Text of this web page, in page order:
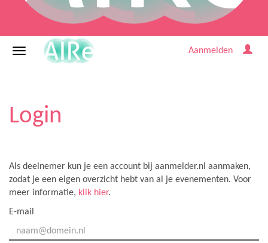
Aanmelden
Login
Als deelnemer kun je een account bij aanmelder.nl aanmaken,
zodat je een eigen overzicht hebt van al je evenementen. Voor
meer informatie, klik hier.
E-mail